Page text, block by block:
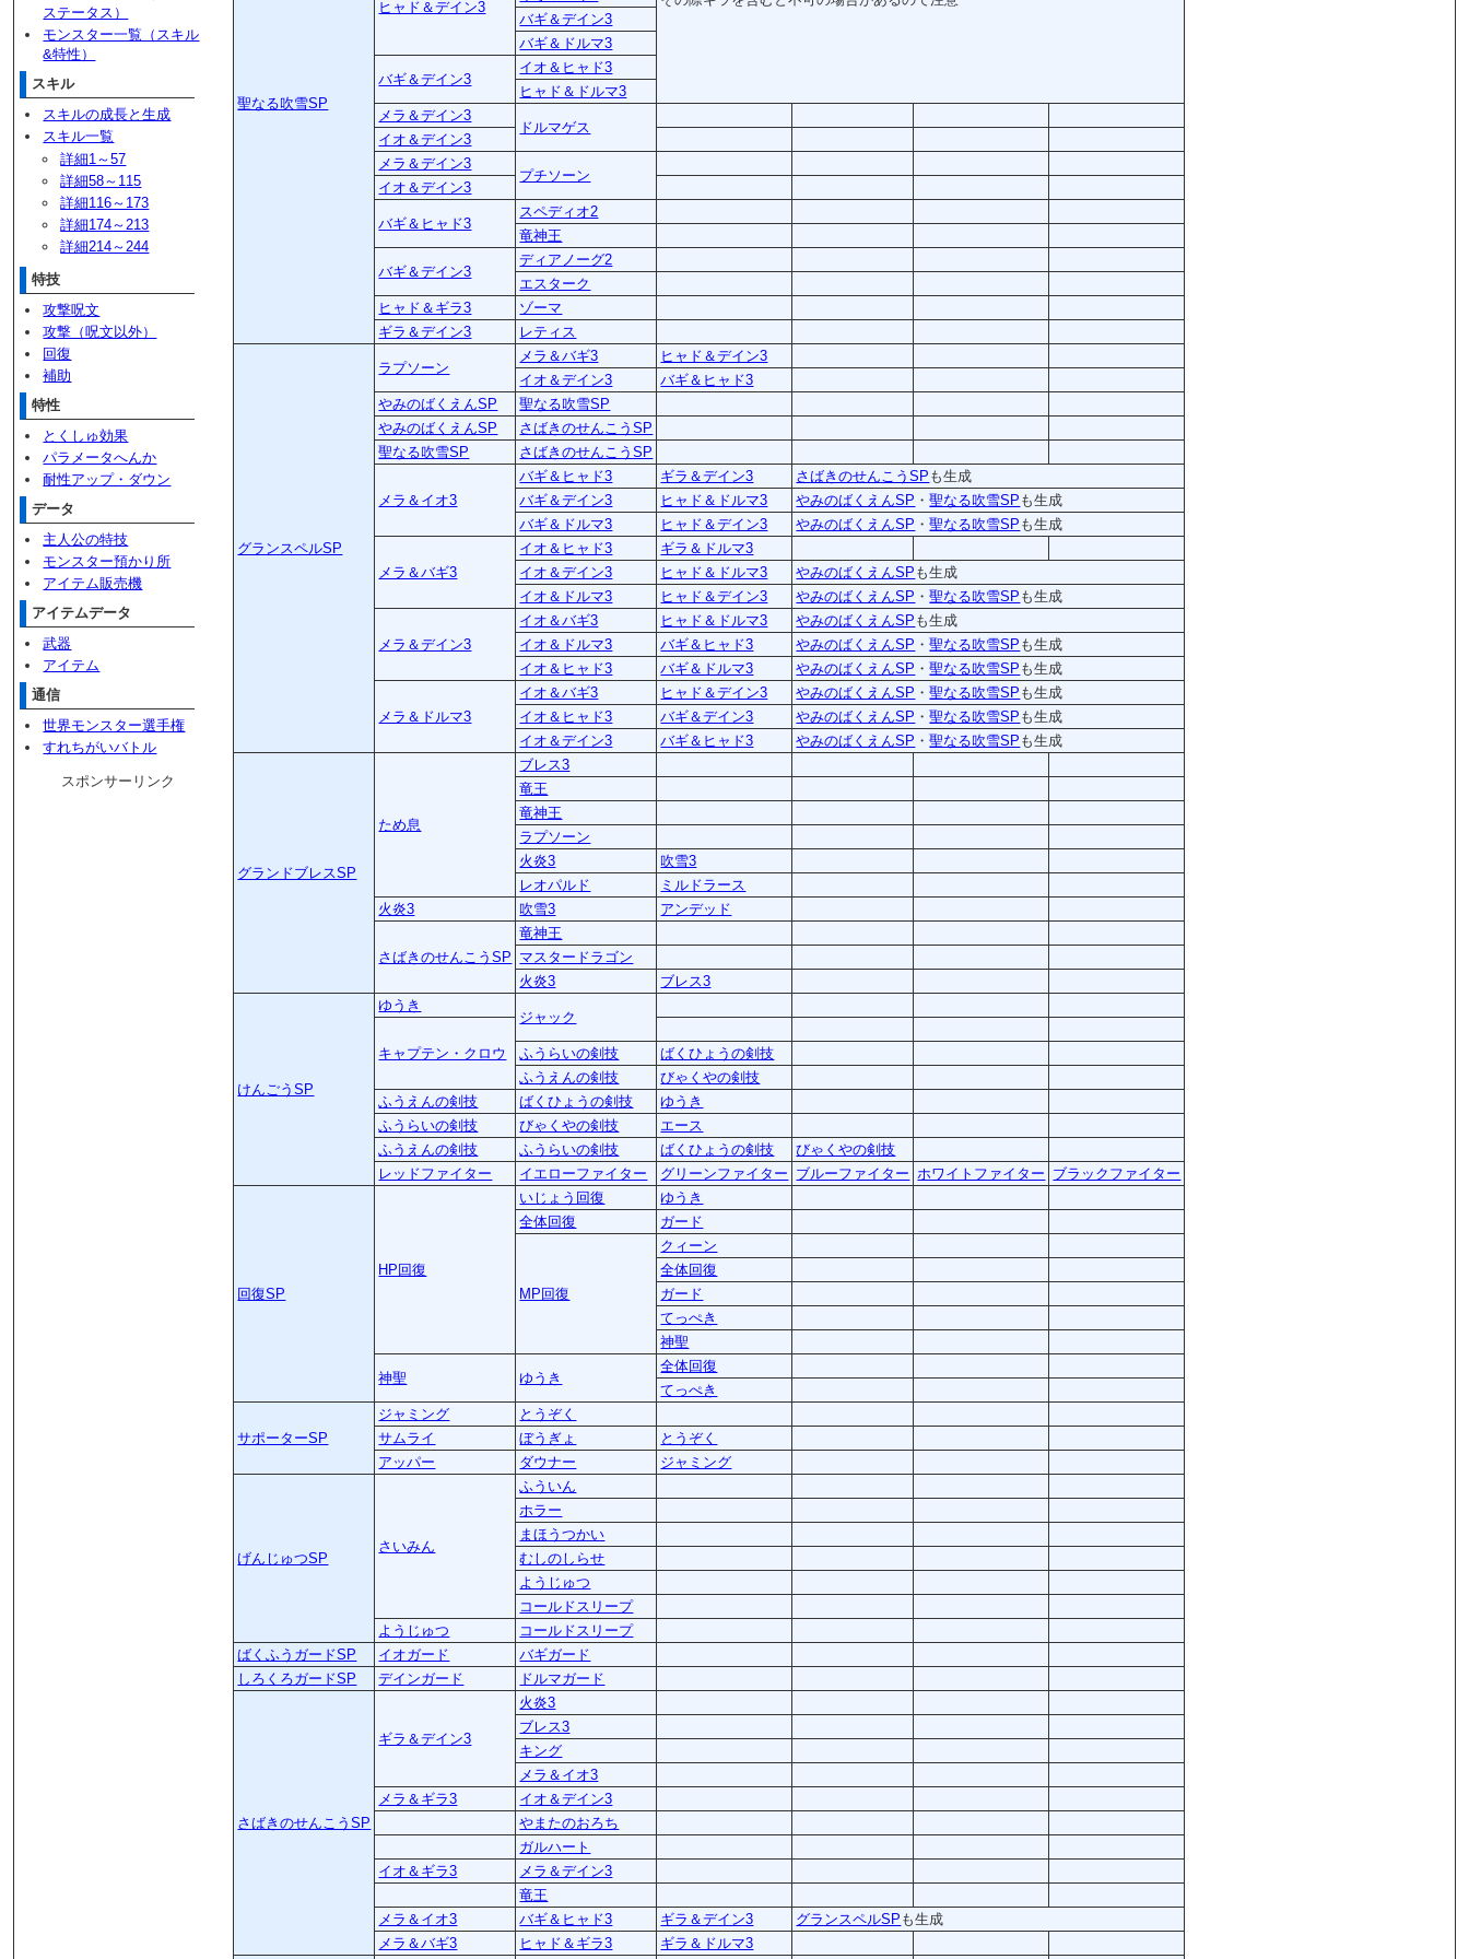
聖なる吹雪SP
ヒャド＆デイン3
バギ＆デイン3
バギ＆ドルマ3
バギ＆デイン3
イオ＆ヒャド3
ヒャド＆ドルマ3
メラ＆デイン3
ドルマゲス
イオ＆デイン3
メラ＆デイン3
プチソーン
イオ＆デイン3
バギ＆ヒャド3
スペディオ2
竜神王
バギ＆デイン3
ディアノーグ2
エスターク
ヒャド＆ギラ3
ゾーマ
ギラ＆デイン3
レティス
グランスペルSP
ラプソーン
メラ＆バギ3
ヒャド＆デイン3
イオ＆デイン3
バギ＆ヒャド3
やみのばくえんSP
聖なる吹雪SP
やみのばくえんSP
さばきのせんこうSP
聖なる吹雪SP
さばきのせんこうSP
メラ＆イオ3
バギ＆ヒャド3 ギラ＆デイン3 さばきのせんこうSP も生成
バギ＆デイン3
ヒャド＆ドルマ3 やみのばくえんSP ・聖なる吹雪SP も生成
バギ＆ドルマ3
ヒャド＆デイン3 やみのばくえんSP ・聖なる吹雪SP も生成
メラ＆バギ3
イオ＆ヒャド3
ギラ＆ドルマ3
イオ＆デイン3
ヒャド＆ドルマ3 やみのばくえんSP も生成
イオ＆ドルマ3
ヒャド＆デイン3 やみのばくえんSP ・聖なる吹雪SP も生成
メラ＆デイン3
イオ＆バギ3 ヒャド＆ドルマ3 やみのばくえんSP も生成
イオ＆ドルマ3
バギ＆ヒャド3 やみのばくえんSP ・聖なる吹雪SP も生成
イオ＆ヒャド3
バギ＆ドルマ3 やみのばくえんSP ・聖なる吹雪SP も生成
メラ＆ドルマ3
イオ＆バギ3 ヒャド＆デイン3 やみのばくえんSP ・聖なる吹雪SP も生成
イオ＆ヒャド3
バギ＆デイン3 やみのばくえんSP ・聖なる吹雪SP も生成
イオ＆デイン3
バギ＆ヒャド3 やみのばくえんSP ・聖なる吹雪SP も生成
グランドブレスSP
ため息
ブレス3
竜王
竜神王
ラプソーン
火炎3
吹雪3
レオパルド
ミルドラース
火炎3
吹雪3 アンデッド
さばきのせんこうSP
竜神王
マスタードラゴン
火炎3
ブレス3
けんごうSP
ゆうき
ジャック
キャプテン・クロウ ふうらいの剣技
ばくひょうの剣技
ふうえんの剣技
びゃくやの剣技
ふうえんの剣技
ばくひょうの剣技
ゆうき
ふうらいの剣技
びゃくやの剣技
エース
ふうえんの剣技
ふうらいの剣技 ばくひょうの剣技
びゃくやの剣技
レッドファイター
イエローファイター グリーンファイター ブルーファイター ホワイトファイター ブラックファイター
回復SP
HP回復
いじょう回復
ゆうき
全体回復
ガード
MP回復
クィーン
全体回復
ガード
てっぺき
神聖
神聖 ゆうき
全体回復
てっぺき
サポーターSP
ジャミング
とうぞく
サムライ
ぼうぎょ
とうぞく
アッパー
ダウナー ジャミング
げんじゅつSP
さいみん
ふういん
ホラー
まほうつかい
むしのしらせ
ようじゅつ
コールドスリープ
ようじゅつ
コールドスリープ
ばくふうガードSP
イオガード
バギガード
しろくろガードSP
デインガード ドルマガード
さばきのせんこうSP
ギラ＆デイン3
火炎3
ブレス3
キング
メラ＆イオ3
メラ＆ギラ3
イオ＆デイン3
やまたのおろち
ガルハート
イオ＆ギラ3
メラ＆デイン3
竜王
メラ＆イオ3
バギ＆ヒャド3 ギラ＆デイン3 グランスペルSP も生成
メラ＆バギ3
ヒャド＆ギラ3 ギラ＆ドルマ3
ステータス）
モンスター一覧（スキル
&特性）
スキル
スキルの成長と生成
スキル一覧
詳細1～57
詳細58～115
詳細116～173
詳細174～213
詳細214～244
特技
攻撃呪文
攻撃（呪文以外）
回復
補助
特性
とくしゅ効果
パラメータへんか
耐性アップ・ダウン
データ
主人公の特技
モンスター預かり所
アイテム販売機
アイテムデータ
武器
アイテム
通信
世界モンスター選手権
すれちがいバトル
スポンサーリンク